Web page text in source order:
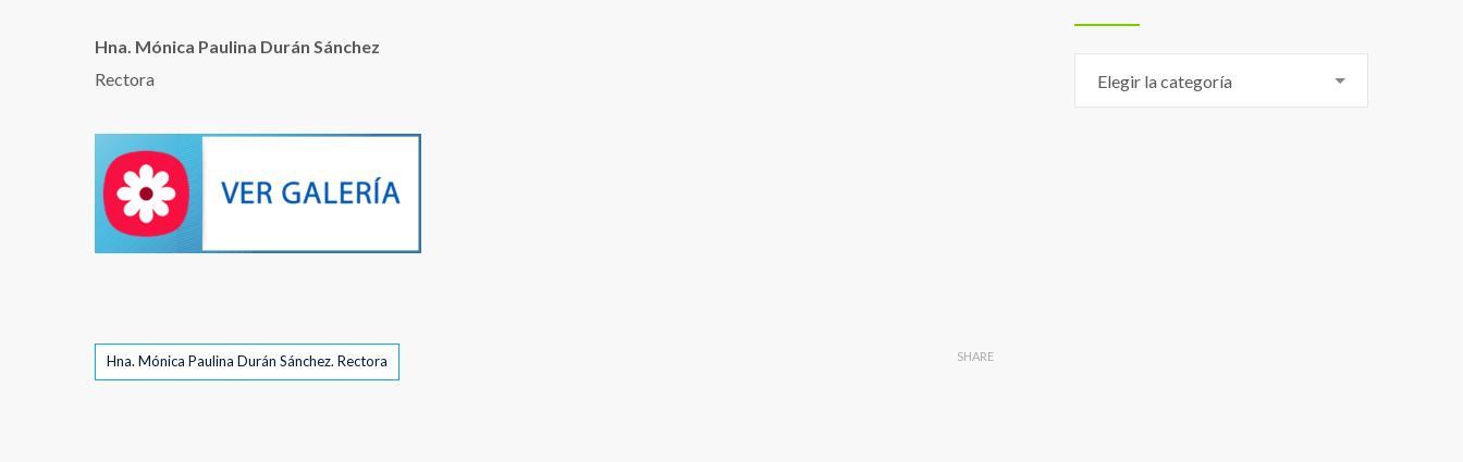
Hna. Mónica Paulina Durán Sánchez
Rectora
Tags
Hna. Mónica Paulina Durán Sánchez. Rectora SHARE
Elegir la categoría